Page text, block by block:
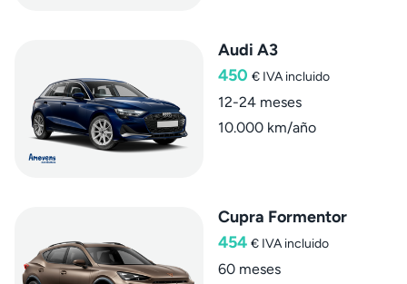
Audi A3
450 € IVA incluido
12-24 meses
10.000 km/año
Cupra Formentor
454 € IVA incluido
60 meses